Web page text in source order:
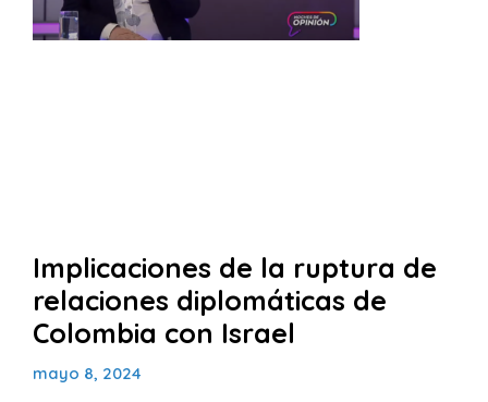
Implicaciones de la ruptura de
relaciones diplomáticas de
Colombia con Israel
mayo 8, 2024